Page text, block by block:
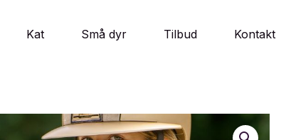
Kat Små dyr Tilbud Kontakt